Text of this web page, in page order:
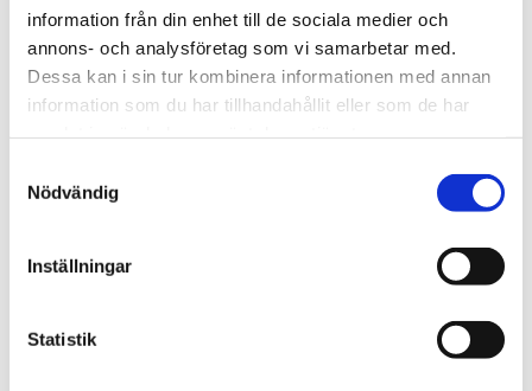
information från din enhet till de sociala medier och
annons- och analysföretag som vi samarbetar med.
Dessa kan i sin tur kombinera informationen med annan
information som du har tillhandahållit eller som de har
Nödvändig
Inställningar
Statistik